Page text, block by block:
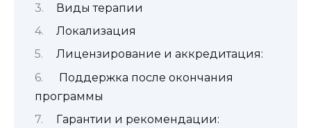
Виды терапии
Локализация
Лицензирование и аккредитация:
Поддержка после окончания
программы
Гарантии и рекомендации: